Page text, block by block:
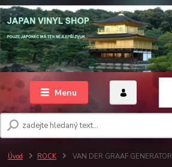
Menu
Úvod ROCK VAN DER GRAAF GENERATOR